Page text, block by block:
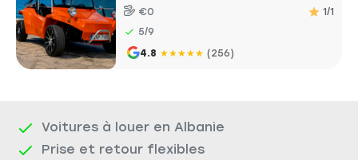
€0 1/1
5/9
4.8 ★★★★★ (256)
Voitures à louer en Albanie
Prise et retour flexibles